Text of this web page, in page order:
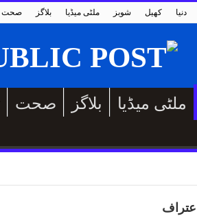
صحت بلاگز ملٹی میڈیا شوبز کھیل دنیا
صحت بلاگز ملٹی میڈیا